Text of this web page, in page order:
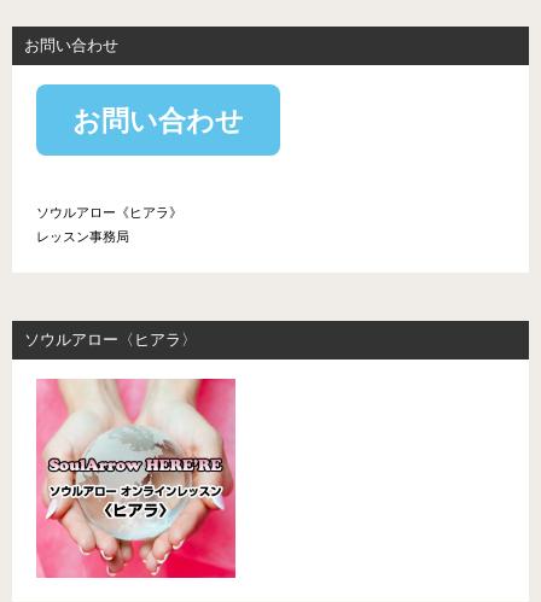
お問い合わせ
お問い合わせ
ソウルアロー《ヒアラ》
レッスン事務局
ソウルアロー〈ヒアラ〉